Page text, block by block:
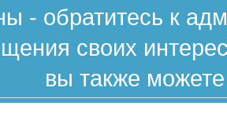
- обратитесь к
своих
вы также